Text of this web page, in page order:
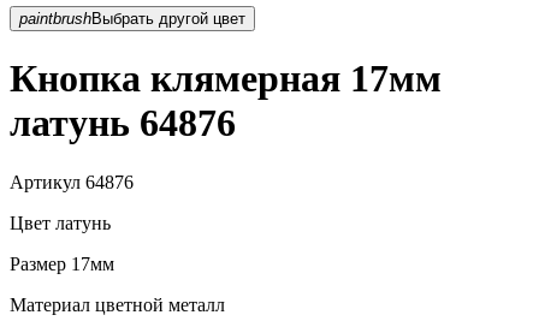
paintbrush Выбрать другой цвет
Кнопка клямерная 17мм
латунь 64876
Артикул 64876
Цвет латунь
Размер 17мм
Материал цветной металл